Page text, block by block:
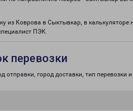
из Коврова в Сыктывкар, в
ПЭК.
перевозки
отправки, город доставки, тип перевозки и